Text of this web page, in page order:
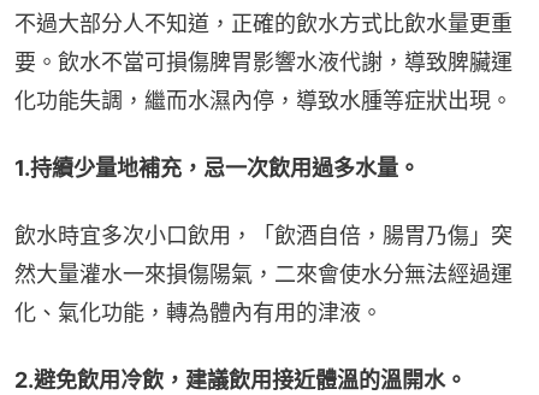
不過大部分人不知道，正確的飲水方式比飲水量更重
要。飲水不當可損傷脾胃影響水液代謝，導致脾臟運
化功能失調，繼而水濕內停，導致水腫等症狀出現。
1.持續少量地補充，忌一次飲用過多水量。
飲水時宜多次小口飲用，「飲酒自倍，腸胃乃傷」突
然大量灌水一來損傷陽氣，二來會使水分無法經過運
化、氣化功能，轉為體內有用的津液。
2.避免飲用冷飲，建議飲用接近體溫的溫開水。